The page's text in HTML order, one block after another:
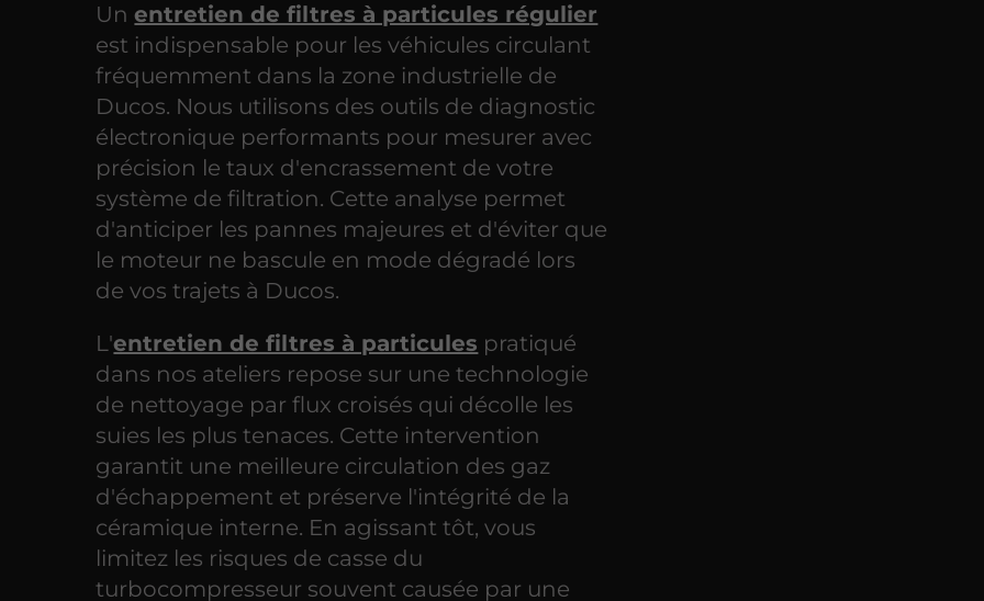
Unentretien de filtres à particules régulier
est indispensable pour les véhicules circulant
fréquemment dans la zone industrielle de
Ducos. Nous utilisons des outils de diagnostic
électronique performants pour mesurer avec
précision le taux d'encrassement de votre
système de filtration. Cette analyse permet
d'anticiper les pannes majeures et d'éviter que
le moteur ne bascule en mode dégradé lors
de vos trajets à Ducos.
L'entretien de filtres à particules pratiqué
dans nos ateliers repose sur une technologie
de nettoyage par flux croisés qui décolle les
suies les plus tenaces. Cette intervention
garantit une meilleure circulation des gaz
d'échappement et préserve l'intégrité de la
céramique interne. En agissant tôt, vous
limitez les risques de casse du
turbocompresseur souvent causée par une